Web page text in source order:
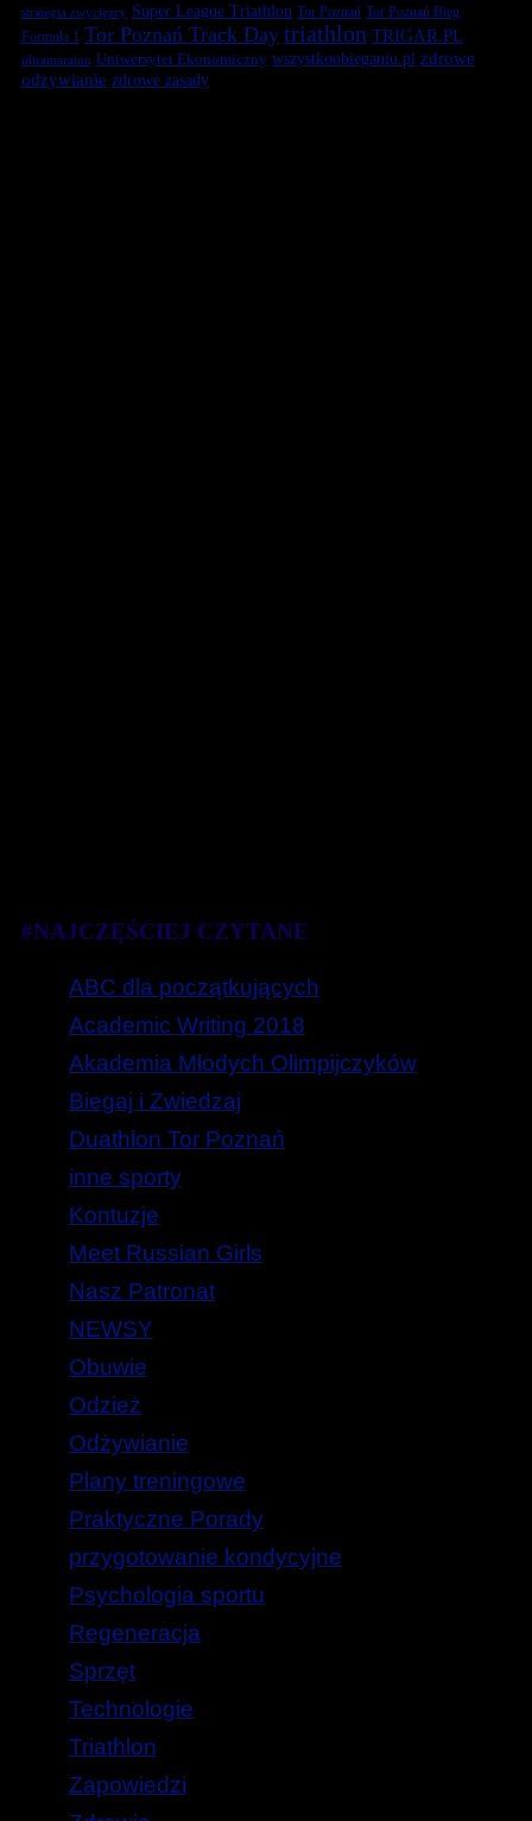
strategia zwycięzcy Super League Triathlon Tor Poznań Tor Poznań Bieg
Formuła 1 Tor Poznań Track Day triathlon TRIGAR.PL
ultramaraton Uniwersytet Ekonomiczny wszystkoobieganiu.pl zdrowe
odżywianie zdrowe zasady
#NAJCZĘŚCIEJ CZYTANE
ABC dla początkujących
Academic Writing 2018
Akademia Młodych Olimpijczyków
Biegaj i Zwiedzaj
Duathlon Tor Poznań
inne sporty
Kontuzje
Meet Russian Girls
Nasz Patronat
NEWSY
Obuwie
Odzież
Odżywianie
Plany treningowe
Praktyczne Porady
przygotowanie kondycyjne
Psychologia sportu
Regeneracja
Sprzęt
Technologie
Triathlon
Zapowiedzi